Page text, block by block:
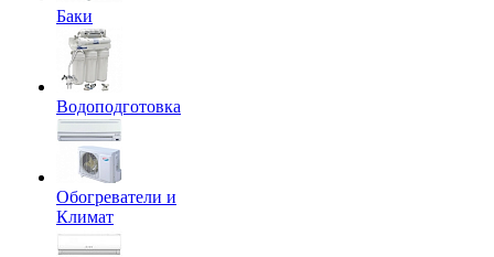
Баки
Водоподготовка
Обогреватели и
Климат